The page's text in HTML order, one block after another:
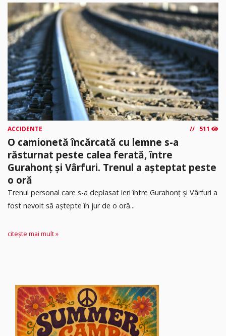
ACCIDENTE 511
O camionetă încărcată cu lemne s-a
răsturnat peste calea ferată, între
Gurahonț și Vârfuri. Trenul a așteptat peste
o oră
Trenul personal care s-a deplasat ieri între Gurahonț și Vârfuri a
fost nevoit să aștepte în jur de o oră...
citește mai mult »